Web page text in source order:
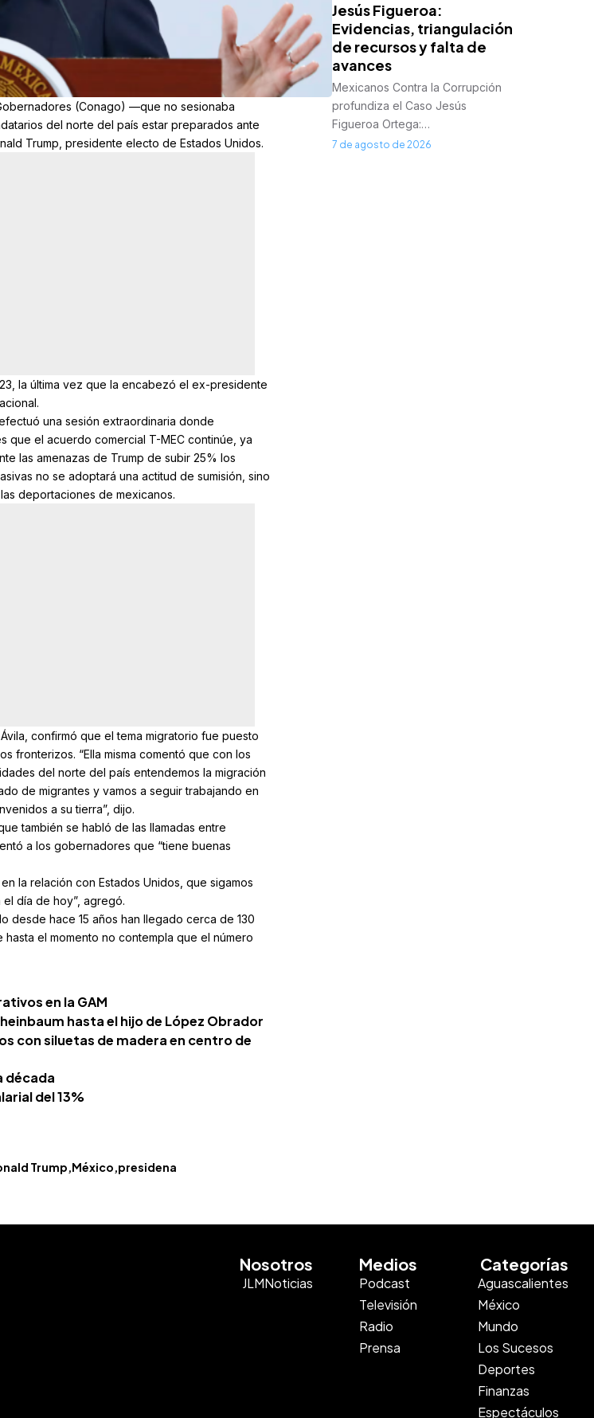
(Conago) —que no sesionaba
del norte del país estar preparados ante
Trump, presidente electo de Estados Unidos.
la última vez que la encabezó el ex-presidente
una sesión extraordinaria donde
que el acuerdo comercial T-MEC continúe, ya
las amenazas de Trump de subir 25% los
no se adoptará una actitud de sumisión, sino
deportaciones de mexicanos.
confirmó que el tema migratorio fue puesto
fronterizos. “Ella misma comentó que con los
del norte del país entendemos la migración
de migrantes y vamos a seguir trabajando en
a su tierra”, dijo.
también se habló de las llamadas entre
a los gobernadores que “tiene buenas
la relación con Estados Unidos, que sigamos
día de hoy”, agregó.
desde hace 15 años han llegado cerca de 130
el momento no contempla que el número
en la GAM
hasta el hijo de López Obrador
con siluetas de madera en centro de
década
del 13%
Trump México presidena
Jesús Figueroa:
Evidencias, triangulación
de recursos y falta de
avances
Mexicanos Contra la Corrupción
profundiza el Caso Jesús
Figueroa Ortega:…
7 de agosto de 2026
Nosotros
JLMNoticias
Medios
Podcast
Televisión
Radio
Prensa
Categorías
Aguascalientes
México
Mundo
Los Sucesos
Deportes
Finanzas
Espectáculos